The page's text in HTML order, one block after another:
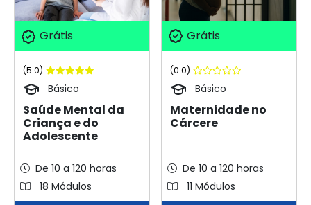
Grátis
(5.0)
Básico
Saúde Mental da
Criança e do
Adolescente
De 10 a 120 horas
18 Módulos
Grátis
(0.0)
Básico
Maternidade no
Cárcere
De 10 a 120 horas
11 Módulos